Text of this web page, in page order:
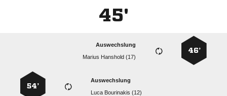
45'
46’
Auswechslung
  
Auswechslung
  
54’